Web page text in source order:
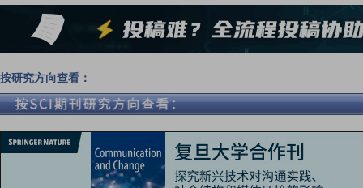
按研究方向查看：